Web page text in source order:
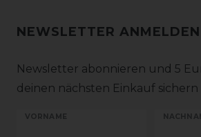
NEWSLETTER ANMELDEN
Newsletter abonnieren und 5
deinen nächsten Einkauf sichern
VORNAME